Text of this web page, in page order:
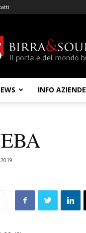
INFO AZIENDE